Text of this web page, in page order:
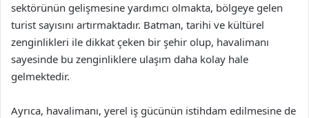
sektörünün gelişmesine yardımcı olmakta, bölgeye gelen
turist sayısını artırmaktadır. Batman, tarihi ve kültürel
zenginlikleri ile dikkat çeken bir şehir olup, havalimanı
sayesinde bu zenginliklere ulaşım daha kolay hale
gelmektedir.
Ayrıca, havalimanı, yerel iş gücünün istihdam edilmesine de